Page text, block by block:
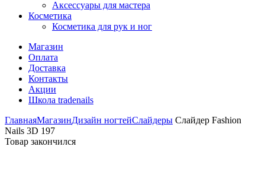
Аксессуары для мастера
Косметика
Косметика для рук и ног
Магазин
Оплата
Доставка
Контакты
Акции
Школа tradenails
ГлавнаяМагазинДизайн ногтейСлайдеры Слайдер Fashion
Nails 3D 197
Товар закончился